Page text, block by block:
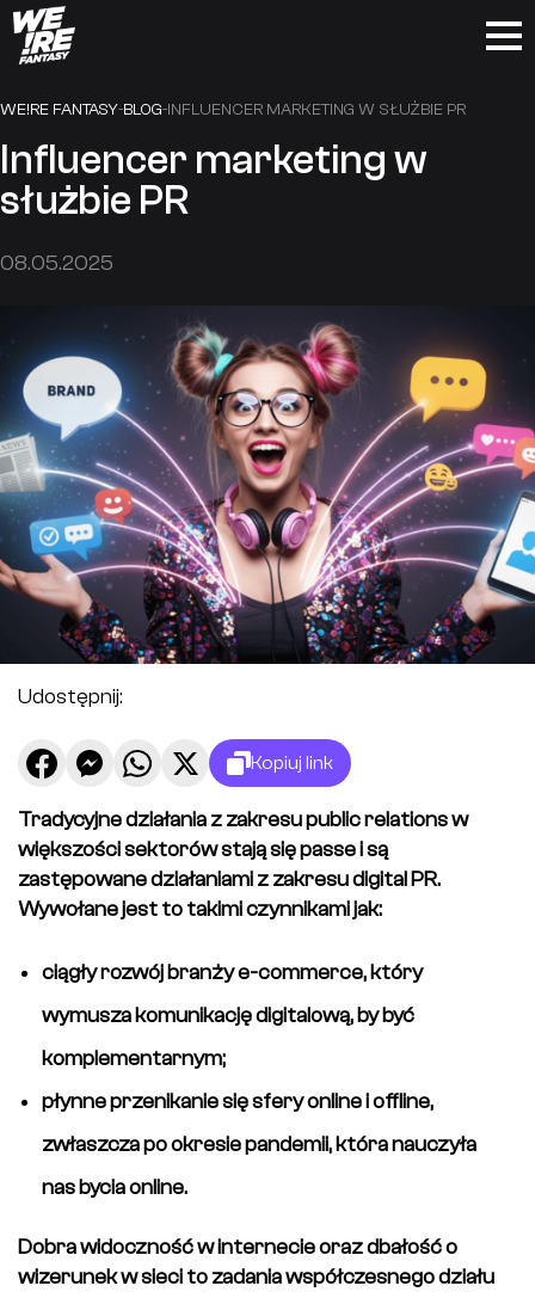
to
WE!RE FANTASY-BLOG-INFLUENCER MARKETING W SŁUŻBIE PR
Influencer marketing w
służbie PR
08.05.2025
Udostępnij:
Kopiuj link
Tradycyjne działania z zakresu public relations w
większości sektorów stają się passe i są
zastępowane działaniami z zakresu digital PR.
Wywołane jest to takimi czynnikami jak:
ciągły rozwój branży e-commerce, który
wymusza komunikację digitalową, by być
komplementarnym;
płynne przenikanie się sfery online i offline,
zwłaszcza po okresie pandemii, która nauczyła
nas bycia online.
Dobra widoczność w internecie oraz dbałość o
wizerunek w sieci to zadania współczesnego działu